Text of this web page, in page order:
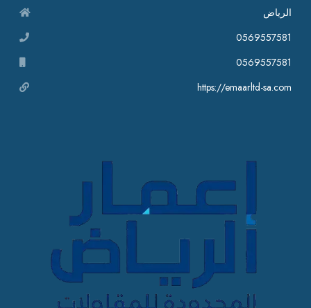
الرياض
0569557581
0569557581
https://emaarltd-sa.com